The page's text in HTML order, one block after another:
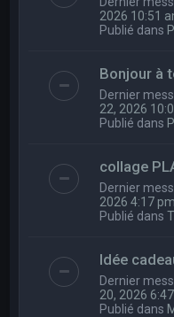
2026 10:51
Publié dans
Bonjour à
Dernier
22, 2026
Publié dans
collage
Dernier
2026 4:17 pm
Publié dans
Idée
Dernier
20, 2026
Publié dans